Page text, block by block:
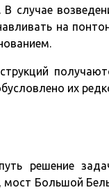
случае
на
их
решение
мост Большой